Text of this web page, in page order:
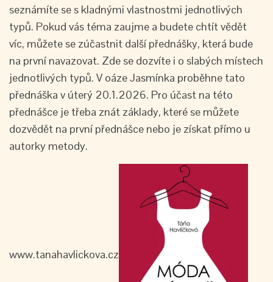
seznámíte se s kladnými vlastnostmi jednotlivých
typů. Pokud vás téma zaujme a budete chtít vědět
víc, můžete se zúčastnit další přednášky, která bude
na první navazovat. Zde se dozvíte i o slabých místech
jednotlivých typů. V oáze Jasmínka proběhne tato
přednáška v úterý 20.1.2026. Pro účast na této
přednášce je třeba znát základy, které se můžete
dozvědět na první přednášce nebo je získat přímo u
autorky metody.
www.tanahavlickova.cz